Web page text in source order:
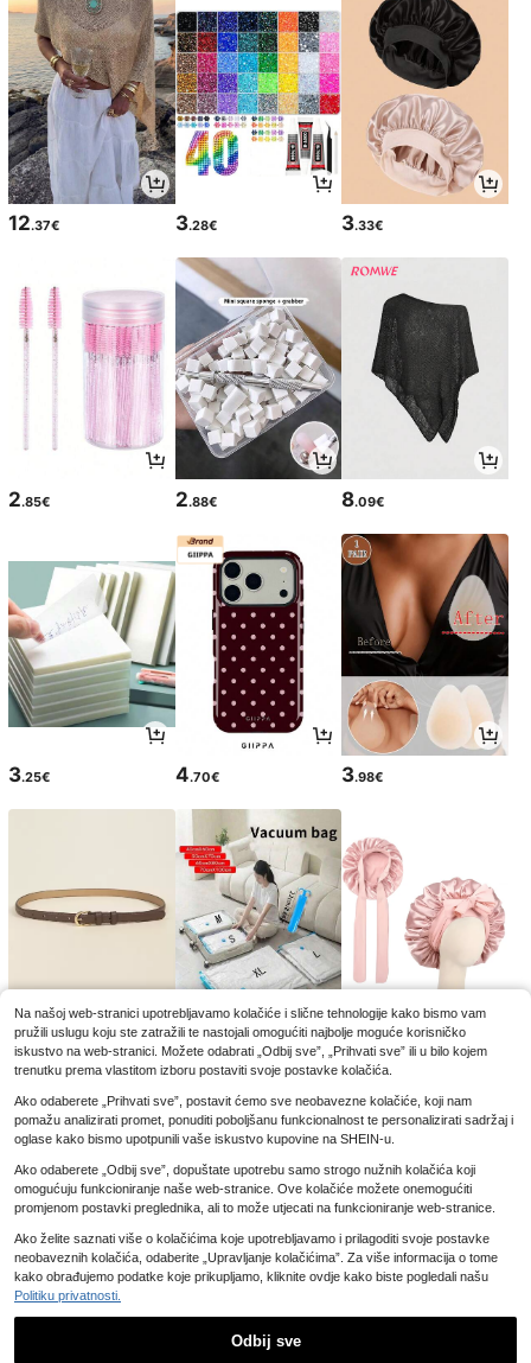
12.37€ 3.28€ 3.33€
2.85€ 2.88€ 8.09€
3.25€ 4.70€ 3.98€
4.62€ 3.76€ 3.57€
10
Na našoj web-stranici upotrebljavamo kolačiće i slične tehnologije kako bismo vam
pružili uslugu koju ste zatražili te nastojali omogućiti najbolje moguće korisničko
iskustvo na web-stranici. Možete odabrati „Odbij sve”, „Prihvati sve” ili u bilo kojem
trenutku prema vlastitom izboru postaviti svoje postavke kolačića.
Ako odaberete „Prihvati sve”, postavit ćemo sve neobavezne kolačiće, koji nam
pomažu analizirati promet, ponuditi poboljšanu funkcionalnost te personalizirati sadržaj i
oglase kako bismo upotpunili vaše iskustvo kupovine na SHEIN-u.
Ako odaberete „Odbij sve”, dopuštate upotrebu samo strogo nužnih kolačića koji
omogućuju funkcioniranje naše web-stranice. Ove kolačiće možete onemogućiti
promjenom postavki preglednika, ali to može utjecati na funkcioniranje web-stranice.
Ako želite saznati više o kolačićima koje upotrebljavamo i prilagoditi svoje postavke
neobaveznih kolačića, odaberite „Upravljanje kolačićima”. Za više informacija o tome
kako obrađujemo podatke koje prikupljamo, kliknite ovdje kako biste pogledali našu
Politiku privatnosti.
Odbij sve